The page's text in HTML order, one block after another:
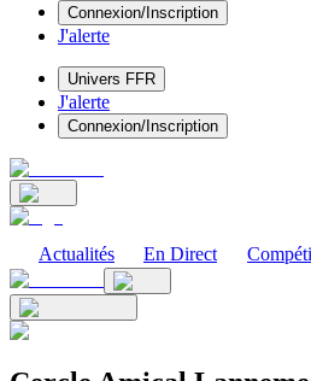
Connexion/Inscription
J'alerte
Univers FFR
J'alerte
Connexion/Inscription
Actualités En Direct